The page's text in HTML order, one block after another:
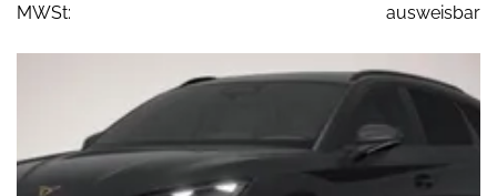
MWSt:
ausweisbar